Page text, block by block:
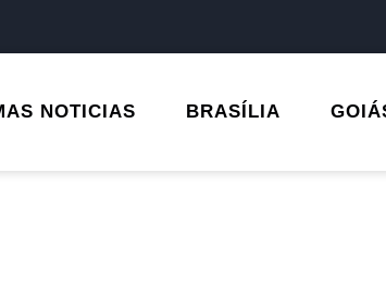
NOTICIAS BRASÍLIA